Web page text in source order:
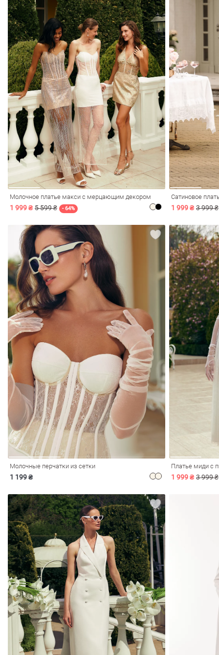
Молочное платье макси с мерцающим декором
1 999 ₴ 5 599 ₴ - 64%
Сатиновое
1 999 ₴ 3 999 ₴
Молочные перчатки из сетки
1 199 ₴
Платье миди с
1 999 ₴ 3 999 ₴